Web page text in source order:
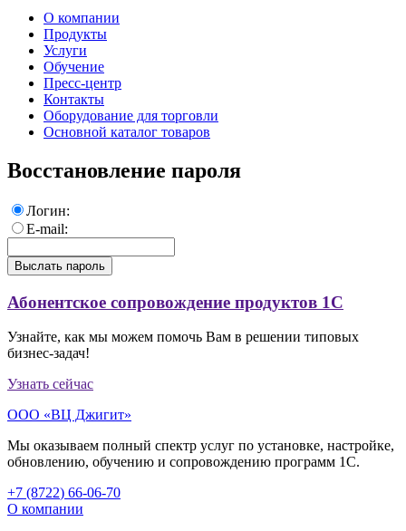
О компании
Продукты
Услуги
Обучение
Пресс-центр
Контакты
Оборудование для торговли
Основной каталог товаров
Восстановление пароля
Логин:
E-mail:
Абонентское сопровождение продуктов 1C
Узнайте, как мы можем помочь Вам в решении типовых
бизнес-задач!
Узнать сейчас
ООО «ВЦ Джигит»
Мы оказываем полный спектр услуг по установке, настройке,
обновлению, обучению и сопровождению программ 1С.
+7 (8722) 66-06-70
О компании